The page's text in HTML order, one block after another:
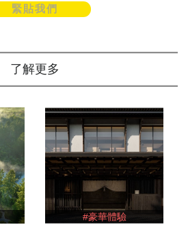
緊貼我們
了解更多
#豪華體驗